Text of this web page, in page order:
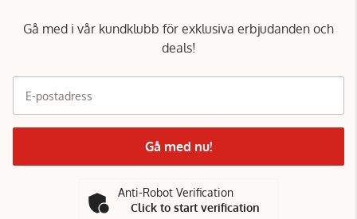
Gå med i vår kundklubb för exklusiva erbjudanden och
deals!
E-postadress
Gå med nu!
Anti-Robot Verification
Click to start verification